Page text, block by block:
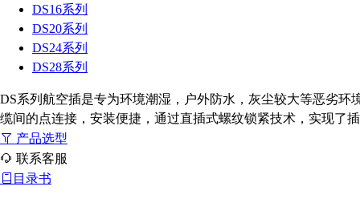
DS16系列
DS20系列
DS24系列
DS28系列
DS系列航空插是专为环境潮湿，户外防水，灰尘较大等恶劣
缆间的点连接，安装便捷，通过直插式螺纹锁紧技术，实现了
产品选型
联系客服
目录书